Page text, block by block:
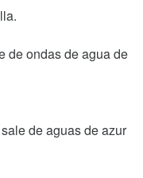
de ondas de agua de
de aguas de azur